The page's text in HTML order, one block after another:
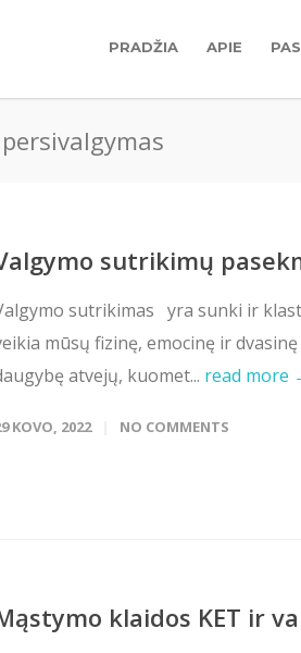
PRADŽIA APIE
sutrikimų
sutrikimas yra sunki ir
mūsų fizinę, emocinę ir
atvejų, kuomet... read more
KOVO, 2022 NO COMMENTS
klaidos KET ir